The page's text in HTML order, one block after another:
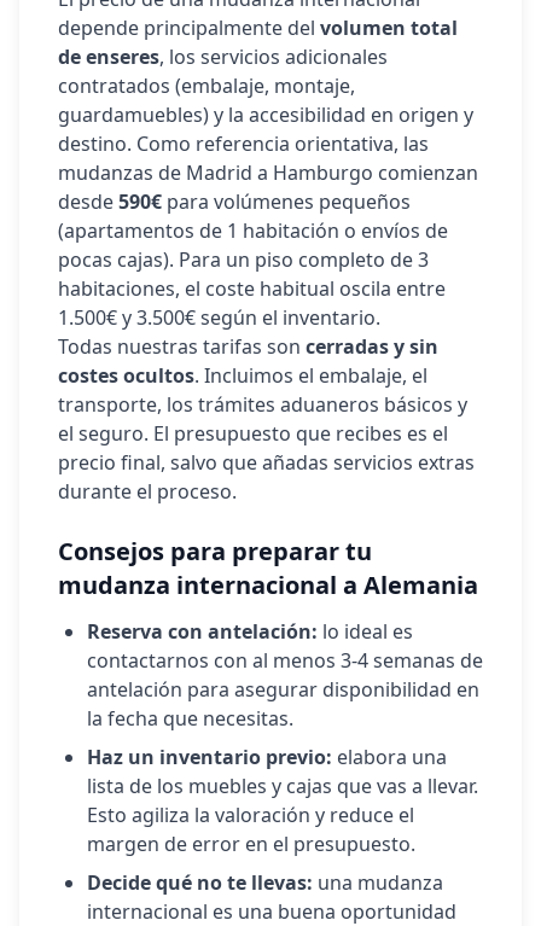
depende principalmente del volumen total
de enseres, los servicios adicionales
contratados (embalaje, montaje,
guardamuebles) y la accesibilidad en origen y
destino. Como referencia orientativa, las
mudanzas de Madrid a Hamburgo comienzan
desde590€ para volúmenes pequeños
(apartamentos de 1 habitación o envíos de
pocas cajas). Para un piso completo de 3
habitaciones, el coste habitual oscila entre
1.500€ y 3.500€ según el inventario.
Todas nuestras tarifas son cerradas y sin
costes ocultos. Incluimos el embalaje, el
transporte, los trámites aduaneros básicos y
el seguro. El presupuesto que recibes es el
precio final, salvo que añadas servicios extras
durante el proceso.
Consejos para preparar tu
mudanza internacional a Alemania
Reserva con antelación: lo ideal es
contactarnos con al menos 3-4 semanas de
antelación para asegurar disponibilidad en
la fecha que necesitas.
Haz un inventario previo: elabora una
lista de los muebles y cajas que vas a llevar.
Esto agiliza la valoración y reduce el
margen de error en el presupuesto.
Decide qué no te llevas: una mudanza
internacional es una buena oportunidad